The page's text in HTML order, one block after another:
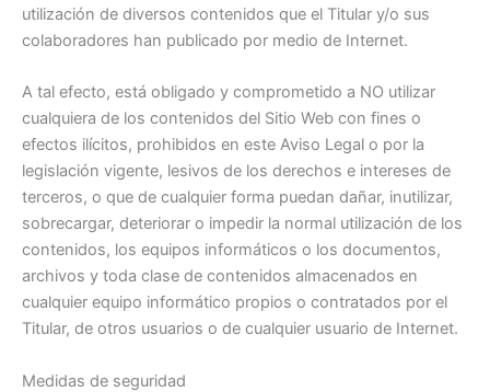
utilización de diversos contenidos que el Titular y/o sus
colaboradores han publicado por medio de Internet.
A tal efecto, está obligado y comprometido a NO utilizar
cualquiera de los contenidos del Sitio Web con fines o
efectos ilícitos, prohibidos en este Aviso Legal o por la
legislación vigente, lesivos de los derechos e intereses de
terceros, o que de cualquier forma puedan dañar, inutilizar,
sobrecargar, deteriorar o impedir la normal utilización de los
contenidos, los equipos informáticos o los documentos,
archivos y toda clase de contenidos almacenados en
cualquier equipo informático propios o contratados por el
Titular, de otros usuarios o de cualquier usuario de Internet.
Medidas de seguridad